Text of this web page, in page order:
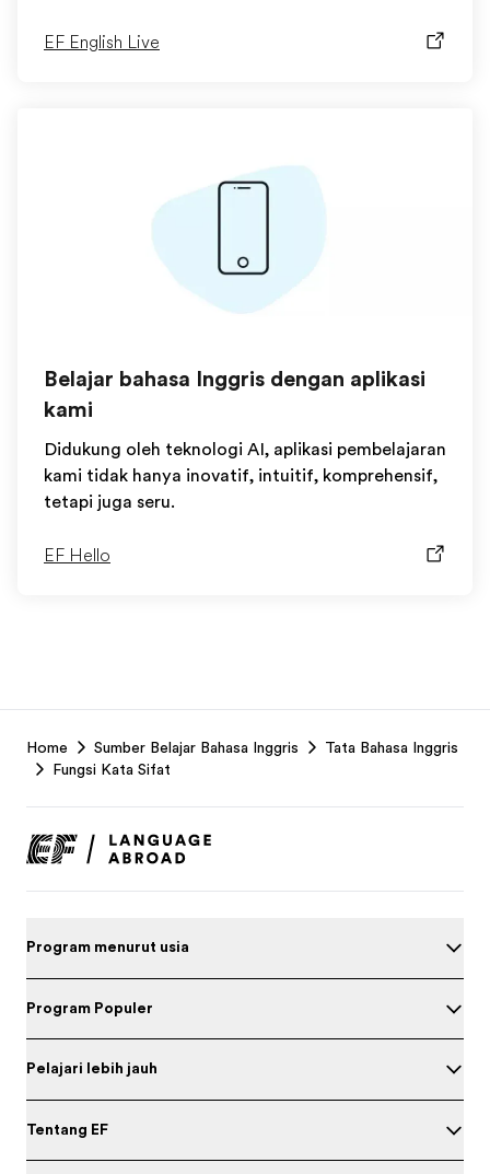
EF English Live
Belajar bahasa Inggris dengan aplikasi
kami
Didukung oleh teknologi AI, aplikasi pembelajaran
kami tidak hanya inovatif, intuitif, komprehensif,
tetapi juga seru.
EF Hello
Footer
Home Sumber Belajar Bahasa Inggris
Tata Bahasa Inggris
Fungsi Kata Sifat
Program menurut usia
Program Populer
Pelajari lebih jauh
Tentang EF